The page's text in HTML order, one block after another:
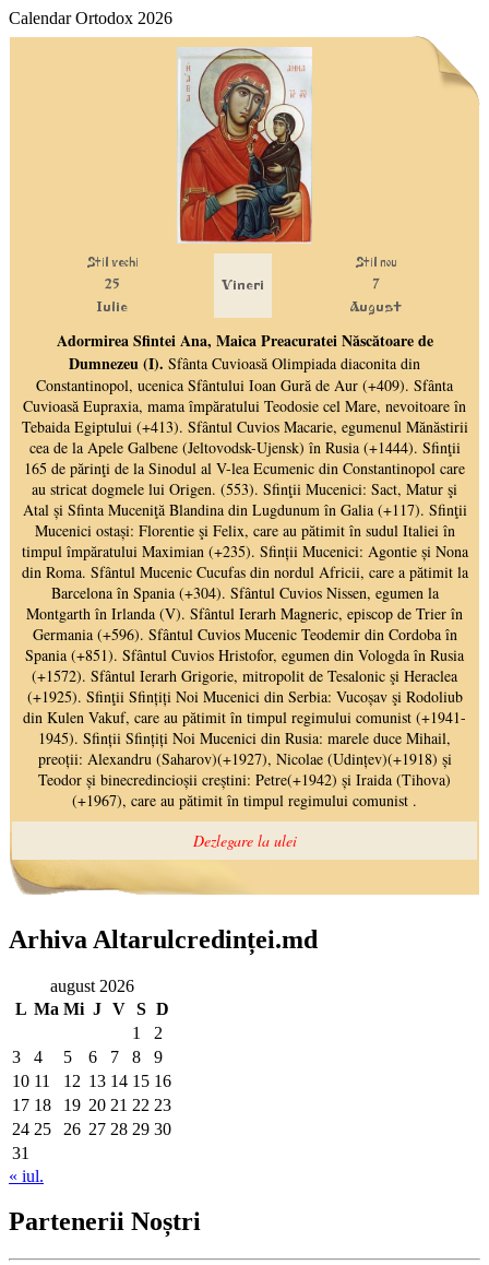
Calendar Ortodox 2026
Arhiva Altarulcredinței.md
august 2026
L Ma Mi J V S D
1
2
3
4 5 6 7 8
9
10 11 12 13 14 15 16
17 18 19 20 21 22 23
24 25 26 27 28 29 30
31
« iul.
Partenerii Noștri